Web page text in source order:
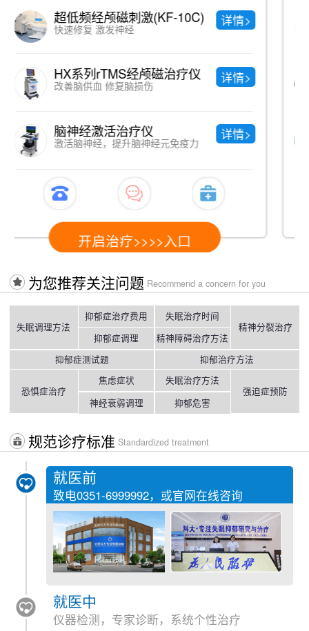
中药熏蒸
直达病灶、绿色纯天然
详情>
中医理疗
调节神经系统功能，提高免疫功能
详情>
中医针灸
疏通经络 调节阴阳
详情>
开启治疗>>>>入口
为您推荐关注问题 Recommend a concern for you
失眠调理方法
抑郁症治疗费用
抑郁症调理
失眠治疗时间
精神障碍治疗方法
精神分裂治疗
抑郁症测试题 抑郁治疗方法
恐惧症治疗
焦虑症状
神经衰弱调理
失眠治疗方法
抑郁危害
强迫症预防
规范诊疗标准 Standardized treatment
就医前
致电0351-6999992，或官网在线咨询
就医中
仪器检测，专家诊断，系统个性治疗